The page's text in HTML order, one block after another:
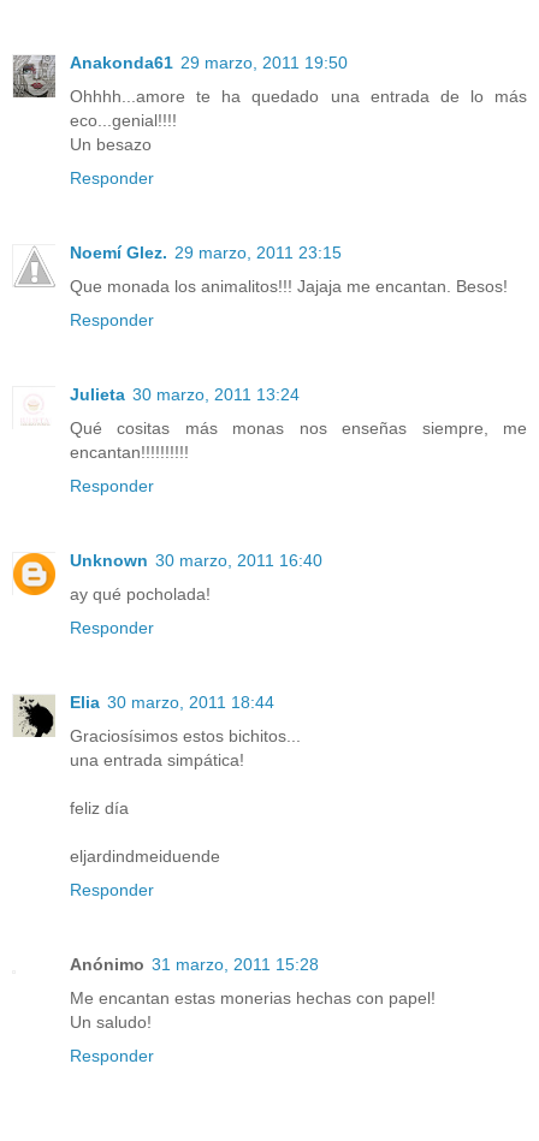
Anakonda61 29 marzo, 2011 19:50
Ohhhh...amore te ha quedado una entrada de lo más
eco...genial!!!!
Un besazo
Responder
Noemí Glez. 29 marzo, 2011 23:15
Que monada los animalitos!!! Jajaja me encantan. Besos!
Responder
Julieta 30 marzo, 2011 13:24
Qué cositas más monas nos enseñas siempre, me
encantan!!!!!!!!!!
Responder
Unknown 30 marzo, 2011 16:40
ay qué pocholada!
Responder
Elia 30 marzo, 2011 18:44
Graciosísimos estos bichitos...
una entrada simpática!
feliz día
eljardindmeiduende
Responder
Anónimo 31 marzo, 2011 15:28
Me encantan estas monerias hechas con papel!
Un saludo!
Responder